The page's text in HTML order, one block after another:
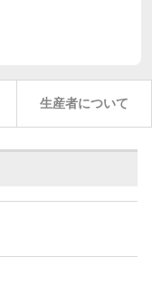
生産者について